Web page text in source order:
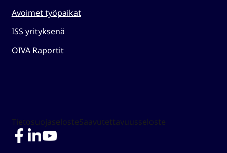
Avoimet työpaikat
ISS yrityksenä
OIVA Raportit
TietosuojaselosteSaavutettavuusseloste